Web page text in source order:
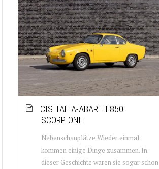
CISITALIA-ABARTH 850
SCORPIONE
Nebenschauplätze Wieder einmal
kommen einige Dinge zusammen. In
dieser Geschichte waren sie sogar schon